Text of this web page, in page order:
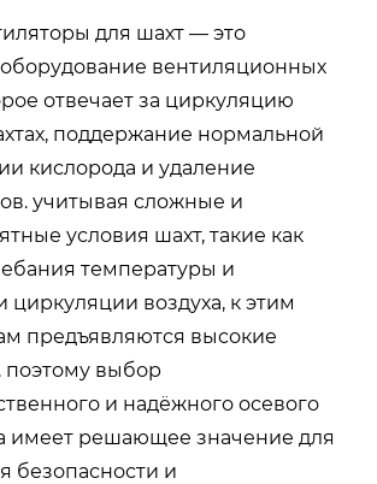
для шахт — это
вентиляционных
отвечает за циркуляцию
поддержание нормальной
кислорода и удаление
учитывая сложные и
условия шахт, такие как
температуры и
циркуляции воздуха, к этим
предъявляются высокие
поэтому выбор
и надёжного осевого
имеет решающее значение для
безопасности и